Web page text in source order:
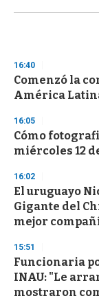
s
d
s
o
f
3
s
c
n
d
s
16:40
Comenzó la
América
16:05
Cómo
miércoles 12
16:02
El uruguayo
Gigante del
mejor
15:51
Funcionaria
INAU: "Le
mostraron